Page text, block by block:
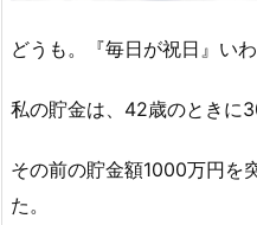
どうも。『毎日が祝日』いわ
私の貯金は、42歳のときに
その前の貯金額1000万円を
た。